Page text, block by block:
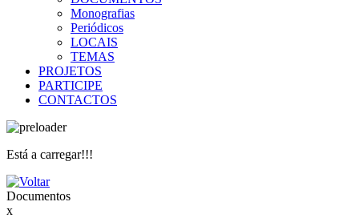
Monografias
Periódicos
LOCAIS
TEMAS
PROJETOS
PARTICIPE
CONTACTOS
Está a carregar!!!
Documentos
x